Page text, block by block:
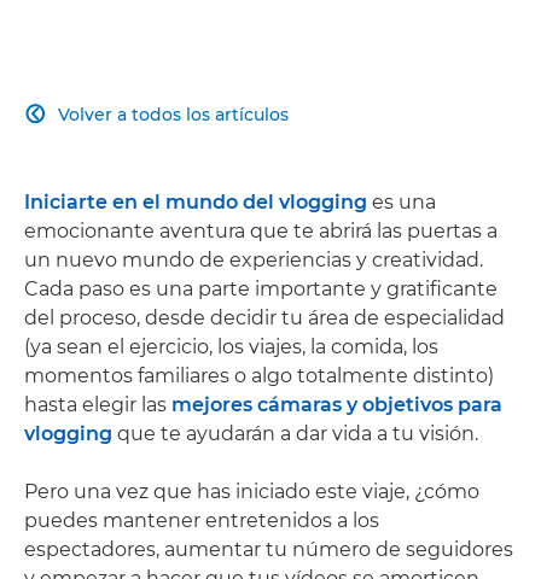
Volver a todos los artículos

Iniciarte en el mundo del vlogging es una
emocionante aventura que te abrirá las puertas a
un nuevo mundo de experiencias y creatividad.
Cada paso es una parte importante y gratificante
del proceso, desde decidir tu área de especialidad
(ya sean el ejercicio, los viajes, la comida, los
momentos familiares o algo totalmente distinto)
hasta elegir las mejores cámaras y objetivos para
vlogging que te ayudarán a dar vida a tu visión.
Pero una vez que has iniciado este viaje, ¿cómo
puedes mantener entretenidos a los
espectadores, aumentar tu número de seguidores